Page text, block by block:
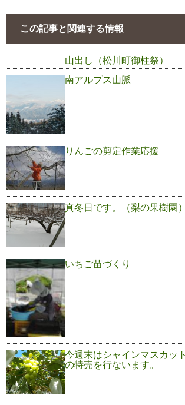
この記事と関連する情報
山出し（松川町御柱祭）
南アルプス山脈
りんごの剪定作業応援
真冬日です。（梨の果樹園）
いちご苗づくり
今週末はシャインマスカット
の特売を行ないます。